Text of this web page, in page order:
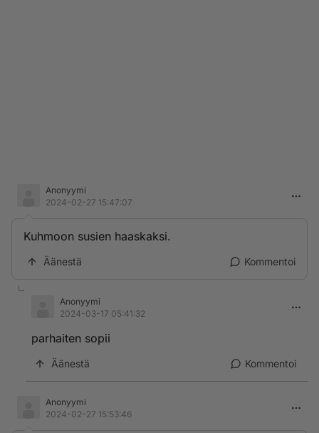
Anonyymi
2024-02-27 15:47:07
Kuhmoon susien haaskaksi.
Äänestä Kommentoi
Anonyymi
2024-03-17 05:41:32
parhaiten sopii
Äänestä Kommentoi
Anonyymi
2024-02-27 15:53:46